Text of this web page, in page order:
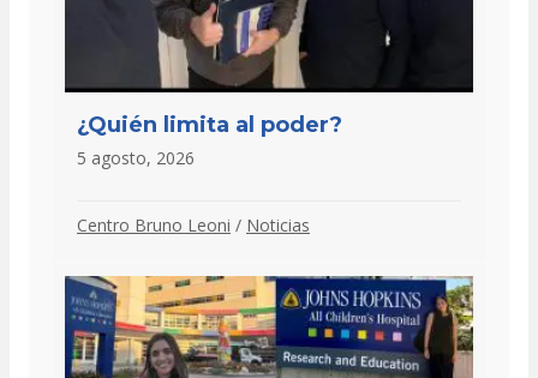
¿Quién limita al poder?
5 agosto, 2026
Centro Bruno Leoni / Noticias